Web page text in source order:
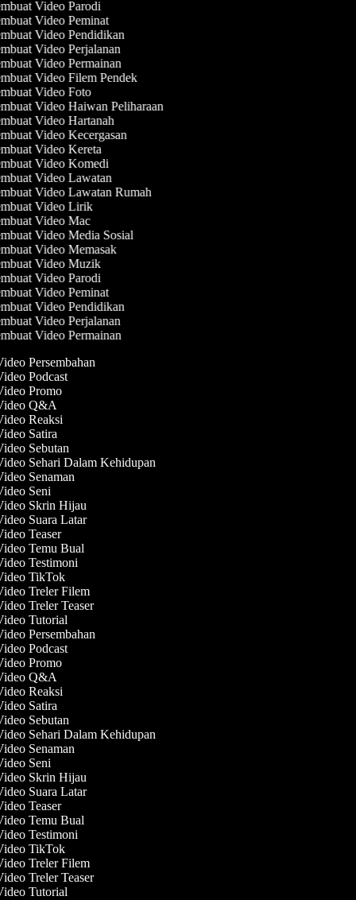
Video Parodi
Video Peminat
Video Pendidikan
Video Perjalanan
Video Permainan
Video Filem Pendek
Video Foto
Video Haiwan Peliharaan
Video Hartanah
Video Kecergasan
Video Kereta
Video Komedi
Video Lawatan
Video Lawatan Rumah
Video Lirik
Video Mac
Video Media Sosial
Video Memasak
Video Muzik
Video Parodi
Video Peminat
Video Pendidikan
Video Perjalanan
Video Permainan
Persembahan
Podcast
Promo
Q&A
Reaksi
Satira
Sebutan
Sehari Dalam Kehidupan
Senaman
Seni
Skrin Hijau
Suara Latar
Teaser
Temu Bual
Testimoni
TikTok
Treler Filem
Treler Teaser
Tutorial
Persembahan
Podcast
Promo
Q&A
Reaksi
Satira
Sebutan
Sehari Dalam Kehidupan
Senaman
Seni
Skrin Hijau
Suara Latar
Teaser
Temu Bual
Testimoni
TikTok
Treler Filem
Treler Teaser
Tutorial